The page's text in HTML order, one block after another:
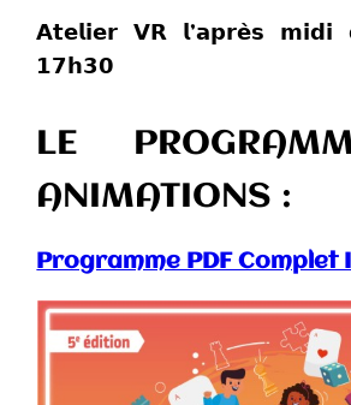
𝗔𝘁𝗲𝗹𝗶𝗲𝗿 𝗩𝗥 𝗹’𝗮𝗽𝗿𝗲̀𝘀
𝟭𝟳𝗵𝟯𝟬
LE
ANIMATIONS :
Programme PDF Complet